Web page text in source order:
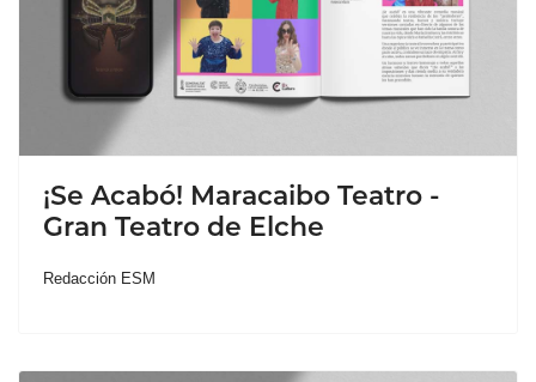
¡Se Acabó! Maracaibo Teatro -
Gran Teatro de Elche
Redacción ESM